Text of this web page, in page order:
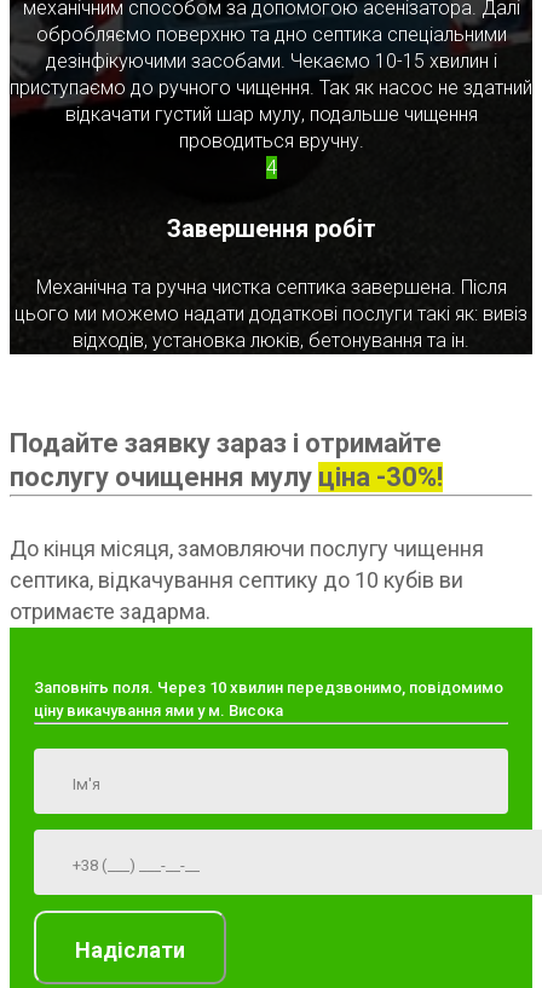
механічним способом за допомогою асенізатора. Далі
обробляємо поверхню та дно септика спеціальними
дезінфікуючими засобами. Чекаємо 10-15 хвилин і
приступаємо до ручного чищення. Так як насос не здатний
відкачати густий шар мулу, подальше чищення
проводиться вручну.
4
Завершення робіт
Механічна та ручна чистка септика завершена. Після
цього ми можемо надати додаткові послуги такі як: вивіз
відходів, установка люків, бетонування та ін.
Подайте заявку зараз і отримайте
послугу очищення мулу ціна -30%!
До кінця місяця, замовляючи послугу чищення
септика, відкачування септику до 10 кубів ви
отримаєте задарма.
Заповніть поля. Через 10 хвилин передзвонимо, повідомимо
ціну викачування ями у м. Висока